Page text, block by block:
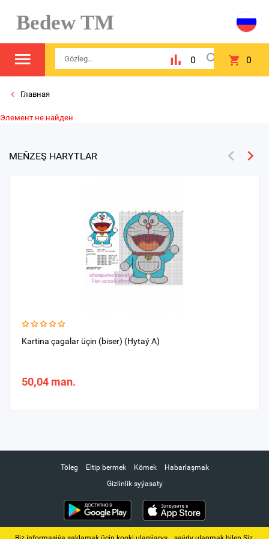
Bedew TM
0 0
Главная
Элемент не найден
MEŇZEŞ HARYTLAR
Kartina çagalar üçin (biser) (Hytaý A)
50,04 man.
Töleg Eltip bermek Kömek
Habarlaşmak
Gizlinlik syýasaty